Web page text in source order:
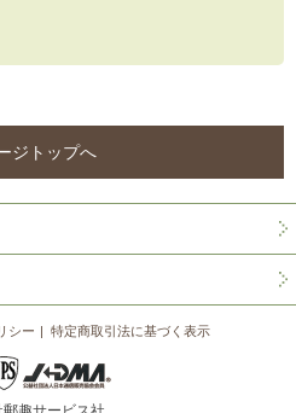
ジトップへ
シー 特定商取引法に基づく表示